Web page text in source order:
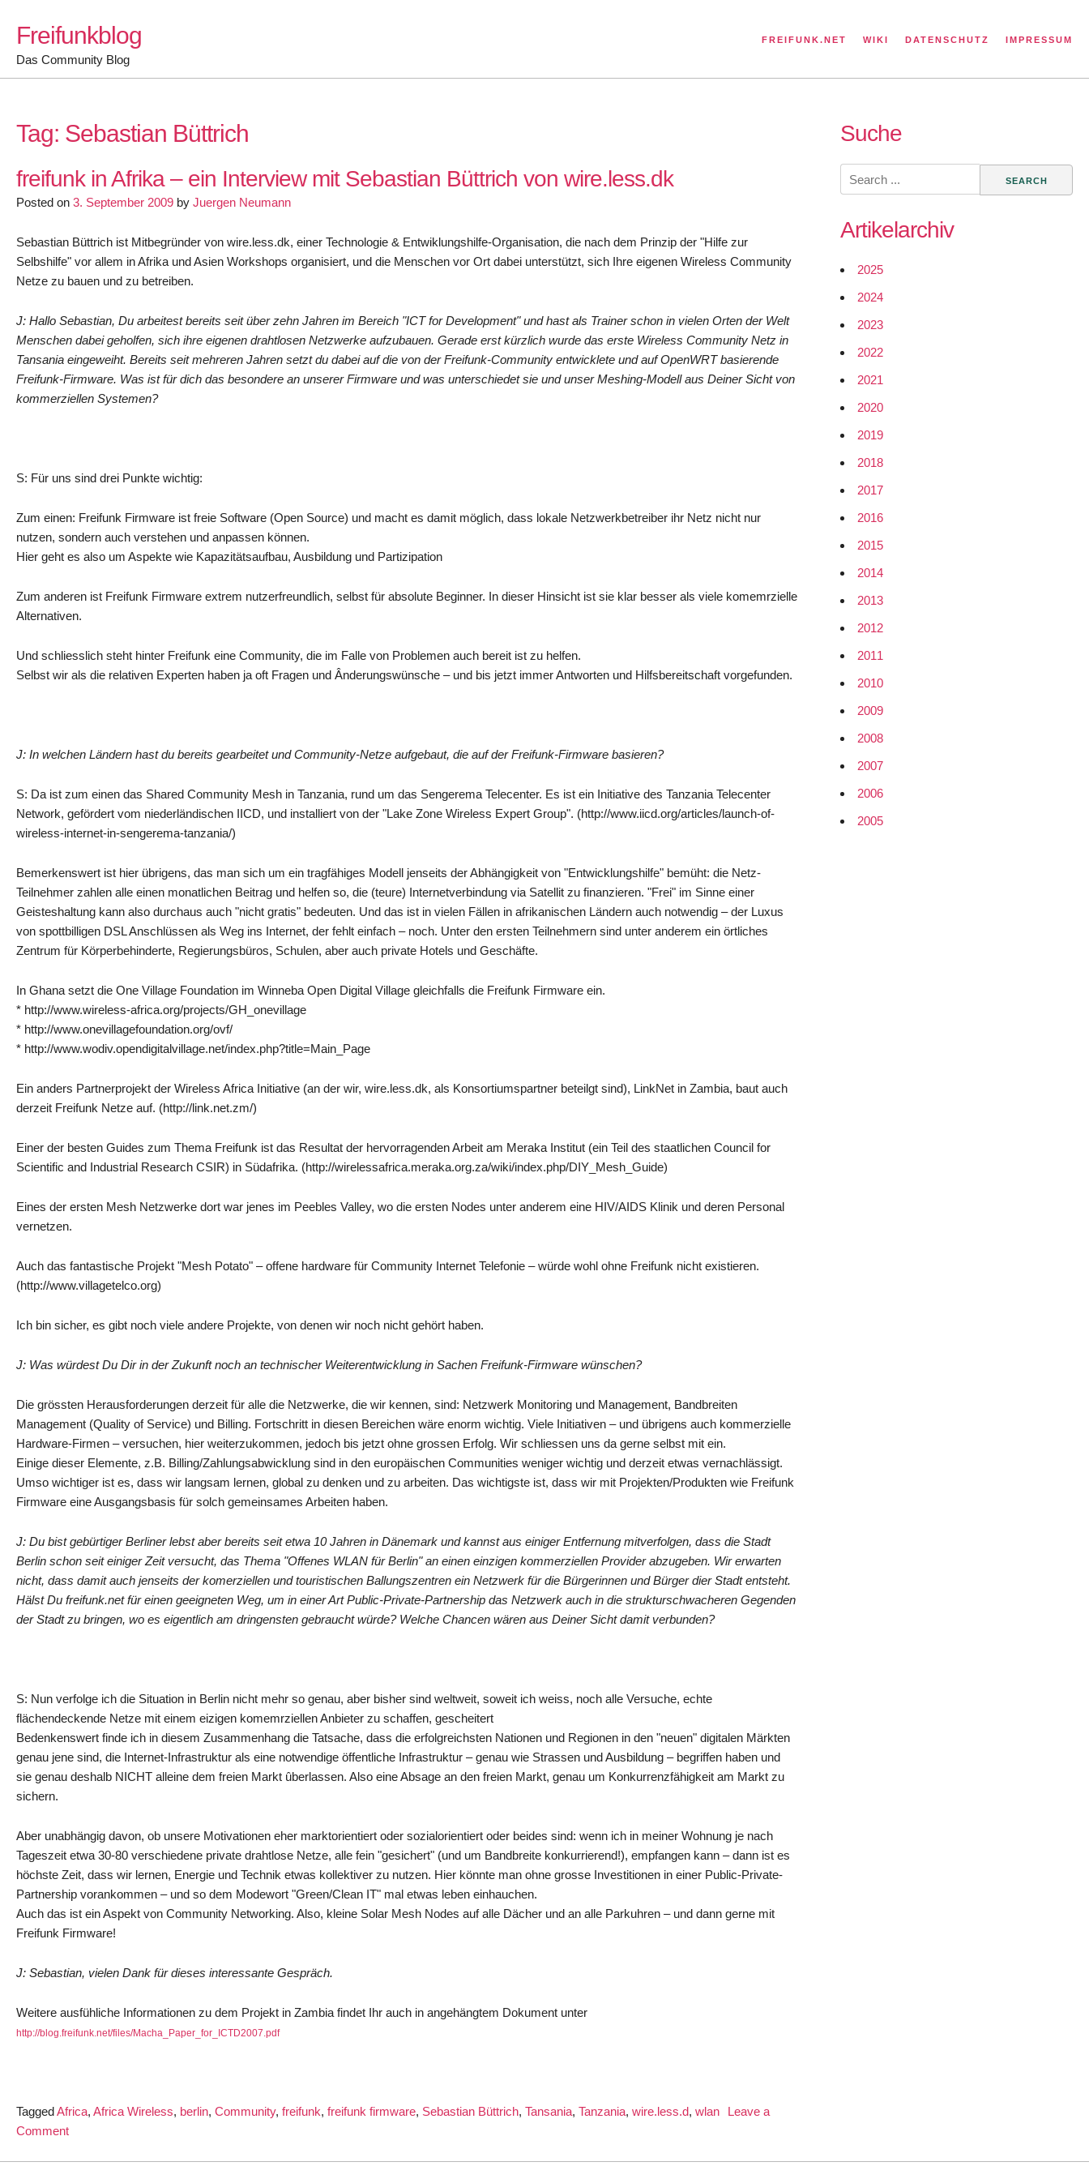
content
Freifunkblog
Das Community Blog
FREIFUNK.NET WIKI DATENSCHUTZ IMPRESSUM
Tag: Sebastian Büttrich
freifunk in Afrika – ein Interview mit Sebastian Büttrich von wire.less.dk
Posted on 3. September 2009 by Juergen Neumann
Sebastian Büttrich ist Mitbegründer von wire.less.dk, einer Technologie & Entwiklungshilfe-Organisation, die nach dem Prinzip der "Hilfe zur
Selbshilfe" vor allem in Afrika und Asien Workshops organisiert, und die Menschen vor Ort dabei unterstützt, sich Ihre eigenen Wireless Community
Netze zu bauen und zu betreiben.
J: Hallo Sebastian, Du arbeitest bereits seit über zehn Jahren im Bereich "ICT for Development" und hast als Trainer schon in vielen Orten der Welt
Menschen dabei geholfen, sich ihre eigenen drahtlosen Netzwerke aufzubauen. Gerade erst kürzlich wurde das erste Wireless Community Netz in
Tansania eingeweiht. Bereits seit mehreren Jahren setzt du dabei auf die von der Freifunk-Community entwicklete und auf OpenWRT basierende
Freifunk-Firmware. Was ist für dich das besondere an unserer Firmware und was unterschiedet sie und unser Meshing-Modell aus Deiner Sicht von
kommerziellen Systemen?
S: Für uns sind drei Punkte wichtig:
Zum einen: Freifunk Firmware ist freie Software (Open Source) und macht es damit möglich, dass lokale Netzwerkbetreiber ihr Netz nicht nur
nutzen, sondern auch verstehen und anpassen können.
Hier geht es also um Aspekte wie Kapazitätsaufbau, Ausbildung und Partizipation
Zum anderen ist Freifunk Firmware extrem nutzerfreundlich, selbst für absolute Beginner. In dieser Hinsicht ist sie klar besser als viele komemrzielle
Alternativen.
Und schliesslich steht hinter Freifunk eine Community, die im Falle von Problemen auch bereit ist zu helfen.
Selbst wir als die relativen Experten haben ja oft Fragen und Ânderungswünsche – und bis jetzt immer Antworten und Hilfsbereitschaft vorgefunden.
J: In welchen Ländern hast du bereits gearbeitet und Community-Netze aufgebaut, die auf der Freifunk-Firmware basieren?
S: Da ist zum einen das Shared Community Mesh in Tanzania, rund um das Sengerema Telecenter. Es ist ein Initiative des Tanzania Telecenter
Network, gefördert vom niederländischen IICD, und installiert von der "Lake Zone Wireless Expert Group". (http://www.iicd.org/articles/launch-of-
wireless-internet-in-sengerema-tanzania/)
Bemerkenswert ist hier übrigens, das man sich um ein tragfähiges Modell jenseits der Abhängigkeit von "Entwicklungshilfe" bemüht: die Netz-
Teilnehmer zahlen alle einen monatlichen Beitrag und helfen so, die (teure) Internetverbindung via Satellit zu finanzieren. "Frei" im Sinne einer
Geisteshaltung kann also durchaus auch "nicht gratis" bedeuten. Und das ist in vielen Fällen in afrikanischen Ländern auch notwendig – der Luxus
von spottbilligen DSL Anschlüssen als Weg ins Internet, der fehlt einfach – noch. Unter den ersten Teilnehmern sind unter anderem ein örtliches
Zentrum für Körperbehinderte, Regierungsbüros, Schulen, aber auch private Hotels und Geschäfte.
In Ghana setzt die One Village Foundation im Winneba Open Digital Village gleichfalls die Freifunk Firmware ein.
* http://www.wireless-africa.org/projects/GH_onevillage
* http://www.onevillagefoundation.org/ovf/
* http://www.wodiv.opendigitalvillage.net/index.php?title=Main_Page
Ein anders Partnerprojekt der Wireless Africa Initiative (an der wir, wire.less.dk, als Konsortiumspartner beteilgt sind), LinkNet in Zambia, baut auch
derzeit Freifunk Netze auf. (http://link.net.zm/)
Einer der besten Guides zum Thema Freifunk ist das Resultat der hervorragenden Arbeit am Meraka Institut (ein Teil des staatlichen Council for
Scientific and Industrial Research CSIR) in Südafrika. (http://wirelessafrica.meraka.org.za/wiki/index.php/DIY_Mesh_Guide)
Eines der ersten Mesh Netzwerke dort war jenes im Peebles Valley, wo die ersten Nodes unter anderem eine HIV/AIDS Klinik und deren Personal
vernetzen.
Auch das fantastische Projekt "Mesh Potato" – offene hardware für Community Internet Telefonie – würde wohl ohne Freifunk nicht existieren.
(http://www.villagetelco.org)
Ich bin sicher, es gibt noch viele andere Projekte, von denen wir noch nicht gehört haben.
J: Was würdest Du Dir in der Zukunft noch an technischer Weiterentwicklung in Sachen Freifunk-Firmware wünschen?
Die grössten Herausforderungen derzeit für alle die Netzwerke, die wir kennen, sind: Netzwerk Monitoring und Management, Bandbreiten
Management (Quality of Service) und Billing. Fortschritt in diesen Bereichen wäre enorm wichtig. Viele Initiativen – und übrigens auch kommerzielle
Hardware-Firmen – versuchen, hier weiterzukommen, jedoch bis jetzt ohne grossen Erfolg. Wir schliessen uns da gerne selbst mit ein.
Einige dieser Elemente, z.B. Billing/Zahlungsabwicklung sind in den europäischen Communities weniger wichtig und derzeit etwas vernachlässigt.
Umso wichtiger ist es, dass wir langsam lernen, global zu denken und zu arbeiten. Das wichtigste ist, dass wir mit Projekten/Produkten wie Freifunk
Firmware eine Ausgangsbasis für solch gemeinsames Arbeiten haben.
J: Du bist gebürtiger Berliner lebst aber bereits seit etwa 10 Jahren in Dänemark und kannst aus einiger Entfernung mitverfolgen, dass die Stadt
Berlin schon seit einiger Zeit versucht, das Thema "Offenes WLAN für Berlin" an einen einzigen kommerziellen Provider abzugeben. Wir erwarten
nicht, dass damit auch jenseits der komerziellen und touristischen Ballungszentren ein Netzwerk für die Bürgerinnen und Bürger dier Stadt entsteht.
Hälst Du freifunk.net für einen geeigneten Weg, um in einer Art Public-Private-Partnership das Netzwerk auch in die strukturschwacheren Gegenden
der Stadt zu bringen, wo es eigentlich am dringensten gebraucht würde? Welche Chancen wären aus Deiner Sicht damit verbunden?
S: Nun verfolge ich die Situation in Berlin nicht mehr so genau, aber bisher sind weltweit, soweit ich weiss, noch alle Versuche, echte
flächendeckende Netze mit einem eizigen komemrziellen Anbieter zu schaffen, gescheitert
Bedenkenswert finde ich in diesem Zusammenhang die Tatsache, dass die erfolgreichsten Nationen und Regionen in den "neuen" digitalen Märkten
genau jene sind, die Internet-Infrastruktur als eine notwendige öffentliche Infrastruktur – genau wie Strassen und Ausbildung – begriffen haben und
sie genau deshalb NICHT alleine dem freien Markt ûberlassen. Also eine Absage an den freien Markt, genau um Konkurrenzfähigkeit am Markt zu
sichern.
Aber unabhängig davon, ob unsere Motivationen eher marktorientiert oder sozialorientiert oder beides sind: wenn ich in meiner Wohnung je nach
Tageszeit etwa 30-80 verschiedene private drahtlose Netze, alle fein "gesichert" (und um Bandbreite konkurrierend!), empfangen kann – dann ist es
höchste Zeit, dass wir lernen, Energie und Technik etwas kollektiver zu nutzen. Hier könnte man ohne grosse Investitionen in einer Public-Private-
Partnership vorankommen – und so dem Modewort "Green/Clean IT" mal etwas leben einhauchen.
Auch das ist ein Aspekt von Community Networking. Also, kleine Solar Mesh Nodes auf alle Dächer und an alle Parkuhren – und dann gerne mit
Freifunk Firmware!
J: Sebastian, vielen Dank für dieses interessante Gespräch.
Weitere ausfühliche Informationen zu dem Projekt in Zambia findet Ihr auch in angehängtem Dokument unter
http://blog.freifunk.net/files/Macha_Paper_for_ICTD2007.pdf
TaggedAfrica, Africa Wireless, berlin, Community, freifunk, freifunk firmware, Sebastian Büttrich, Tansania, Tanzania, wire.less.d, wlan
Leave a
Commenton
Suche
Search
for:
Artikelarchiv
2025
2024
2023
2022
2021
2020
2019
2018
2017
2016
2015
2014
2013
2012
2011
2010
2009
2008
2007
2006
2005